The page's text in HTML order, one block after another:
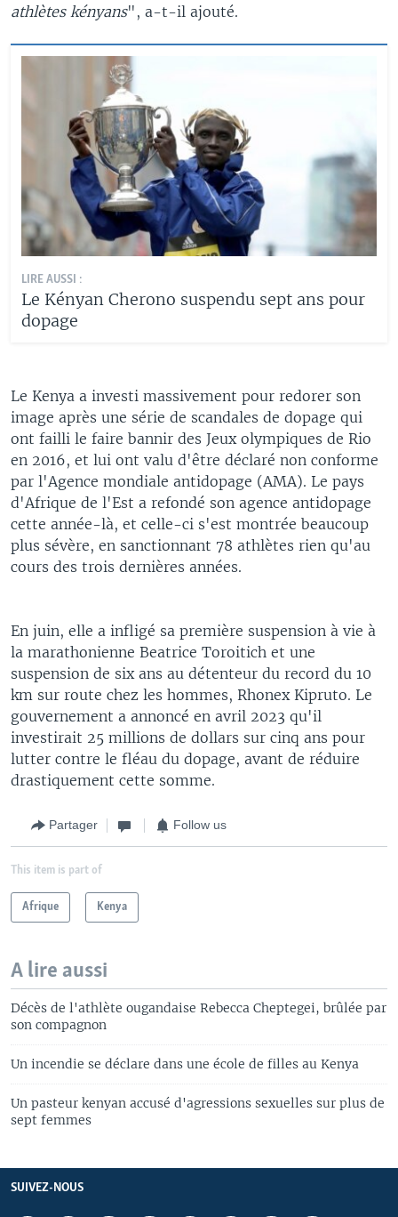
athlètes kényans", a-t-il ajouté.
LIRE AUSSI :
Le Kényan Cherono suspendu sept ans pour
dopage
Le Kenya a investi massivement pour redorer son
image après une série de scandales de dopage qui
ont failli le faire bannir des Jeux olympiques de Rio
en 2016, et lui ont valu d'être déclaré non conforme
par l'Agence mondiale antidopage (AMA). Le pays
d'Afrique de l'Est a refondé son agence antidopage
cette année-là, et celle-ci s'est montrée beaucoup
plus sévère, en sanctionnant 78 athlètes rien qu'au
cours des trois dernières années.
En juin, elle a infligé sa première suspension à vie à
la marathonienne Beatrice Toroitich et une
suspension de six ans au détenteur du record du 10
km sur route chez les hommes, Rhonex Kipruto. Le
gouvernement a annoncé en avril 2023 qu'il
investirait 25 millions de dollars sur cinq ans pour
lutter contre le fléau du dopage, avant de réduire
drastiquement cette somme.
Partager Follow us
This item is part of
Afrique Kenya
A lire aussi
Décès de l'athlète ougandaise Rebecca Cheptegei, brûlée par
son compagnon
Un incendie se déclare dans une école de filles au Kenya
Un pasteur kenyan accusé d'agressions sexuelles sur plus de
sept femmes
SUIVEZ-NOUS